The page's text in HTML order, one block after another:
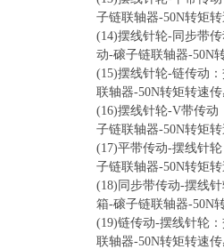
子链联轴器-50N转矩
(14)摆线针轮-同步带
动-磙子链联轴器-50N
(15)摆线针轮-链传动
联轴器-50N转矩转速
(16)摆线针轮-V带传动
子链联轴器-50N转矩
(17)平带传动-摆线针
子链联轴器-50N转矩
(18)同步带传动-摆线
箱-磙子链联轴器-50N
(19)链传动-摆线针轮
联轴器-50N转矩转速